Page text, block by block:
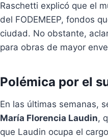
Raschetti explicó que el
del FODEMEEP, fondos
ciudad. No obstante,
para obras de mayor
Polémica por el
En las últimas semanas,
María Florencia Laudin,
que Laudin ocupa el